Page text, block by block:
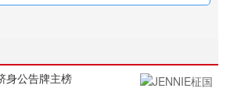
身公告牌主榜